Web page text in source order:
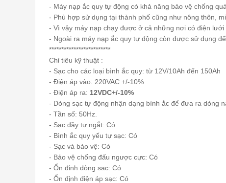
- Máy nạp ắc quy tự động có khả năng bảo vệ chống
- Phù hợp sử dụng tại thành phố cũng như nông thôn,
- Vì vậy máy nạp chạy được ở cả những nơi có điện
- Ngoài ra máy nạp ắc quy tự động còn được sử dụng
*************************
Chỉ tiêu kỹ thuật :
- Sạc cho các loại bình ắc quy: từ 12V/10Ah đến 150Ah
- Điện áp vào: 220VAC +/-10%
- Điện áp ra: 12VDC+/-10%
- Dòng sạc tự động nhận dạng bình ắc để đưa ra dòng
- Tần số: 50Hz.
- Sạc đầy tự ngắt: Có
- Bình ắc quy yếu tự sạc: Có
- Sạc và bảo vệ: Có
- Bảo vệ chống đấu ngược cực: Có
- Ổn định dòng sạc: Có
- Ổn định điện áp sạc: Có